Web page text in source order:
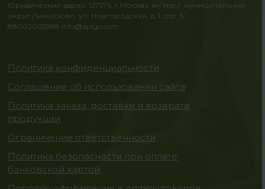
Юридический адрес: 127576, г.Москва, вн.тер.г. муниципальный
округ Лианозово, ул. Новгородская, д. 1, стр. 5
88002005388 info@aplgo.com
Политика конфиденциальности
Соглашение об использовании сайта
Политика заказа, доставки и возврата
продукции
Ограничение ответственности
Политика безопасности при оплате
банковской картой